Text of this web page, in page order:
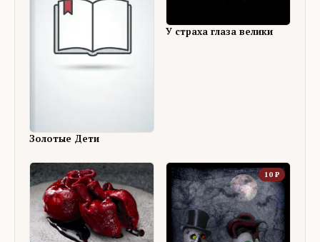
Золотые Дети
У страха глаза велики
10 ₽